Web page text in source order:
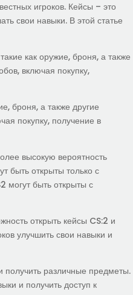
игроков. Кейсы – это
свои навыки. В этой статье
как оружие, броня, а также
включая покупку,
броня, а также другие
покупку, получение в
высокую вероятность
быть открыты только с
могут быть открыты с
открыть кейсы CS:2 и
улучшить свои навыки и
получить различные предметы.
и получить доступ к